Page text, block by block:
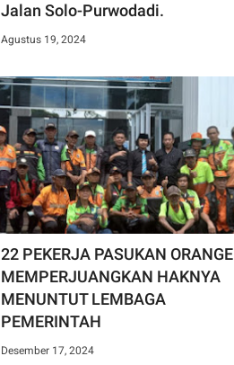
Jalan Solo-Purwodadi.
Agustus 19, 2024
22 PEKERJA PASUKAN ORANGE
MEMPERJUANGKAN HAKNYA
MENUNTUT LEMBAGA
PEMERINTAH
Desember 17, 2024